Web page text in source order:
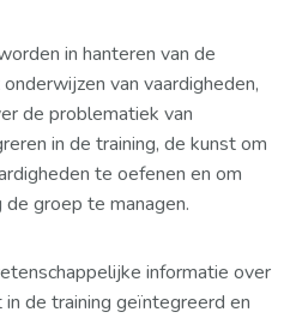
in hanteren van de
van vaardigheden,
de problematiek van
in de training, de kunst om
te oefenen en om
groep te managen.
informatie over
de training geïntegreerd en